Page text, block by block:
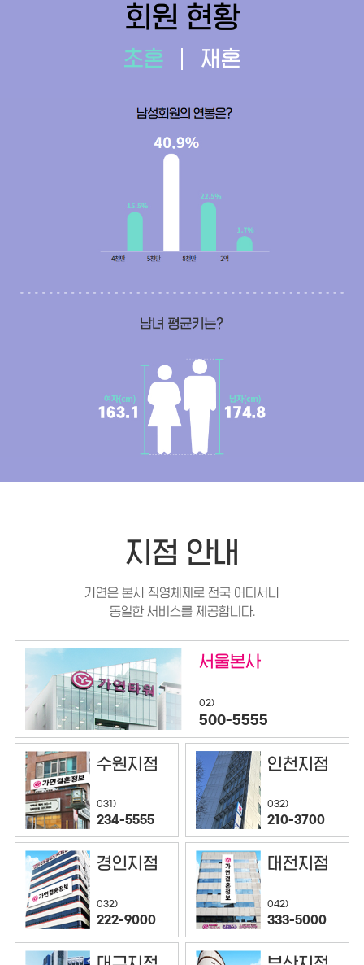
회원 현황
초혼 재혼
지점 안내
가연은 본사 직영체제로 전국 어디서나
동일한 서비스를 제공합니다.
서울본사
02)
500-5555
수원지점
031)
234-5555
인천지점
032)
210-3700
경인지점
032)
222-9000
대전지점
042)
333-5000